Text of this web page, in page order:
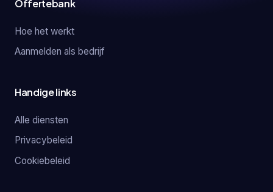
Offertebank
Hoe het werkt
Aanmelden als bedrijf
Handige links
Alle diensten
Privacybeleid
Cookiebeleid